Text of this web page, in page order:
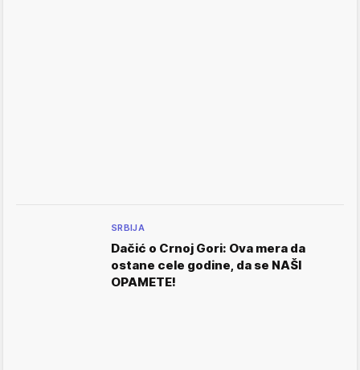
SRBIJA
Dačić o Crnoj Gori: Ova mera da
ostane cele godine, da se NAŠI
OPAMETE!